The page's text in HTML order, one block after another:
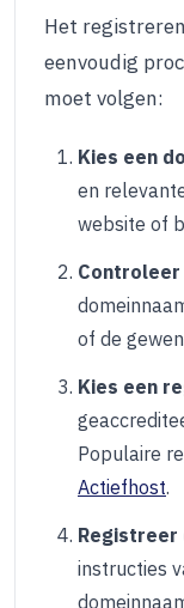
Het
eenvoudig
moet volgen:
Kies een
en
website of
Controleer
of de
Kies een
Populaire
Actiefhost.
Registreer
instructies